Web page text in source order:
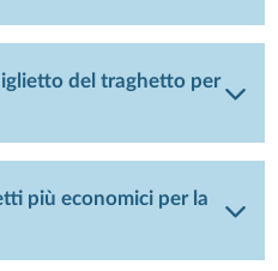
del traghetto per
più economici per la